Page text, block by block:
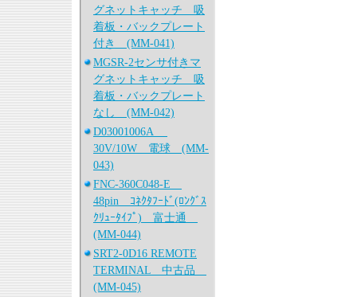
グネットキャッチ 吸
着板・バックプレート
付き (MM-041)
MGSR-2センサ付きマ
グネットキャッチ 吸
着板・バックプレート
なし (MM-042)
D03001006A
30V/10W 電球 (MM-
043)
FNC-360C048-E
48pin ｺﾈｸﾀﾌｰﾄﾞ(ﾛﾝｸﾞｽ
ｸﾘｭｰﾀｲﾌﾟ) 富士通
(MM-044)
SRT2-0D16 REMOTE
TERMINAL 中古品
(MM-045)